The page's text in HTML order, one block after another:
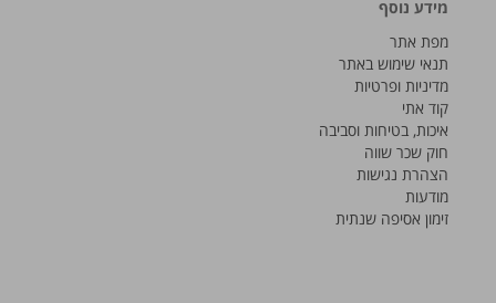
מידע נוסף
מפת אתר
תנאי שימוש באתר
מדיניות ופרטיות
קוד אתי
איכות, בטיחות וסביבה
חוק שכר שווה
הצהרת נגישות
מודעות
זימון אסיפה שנתית